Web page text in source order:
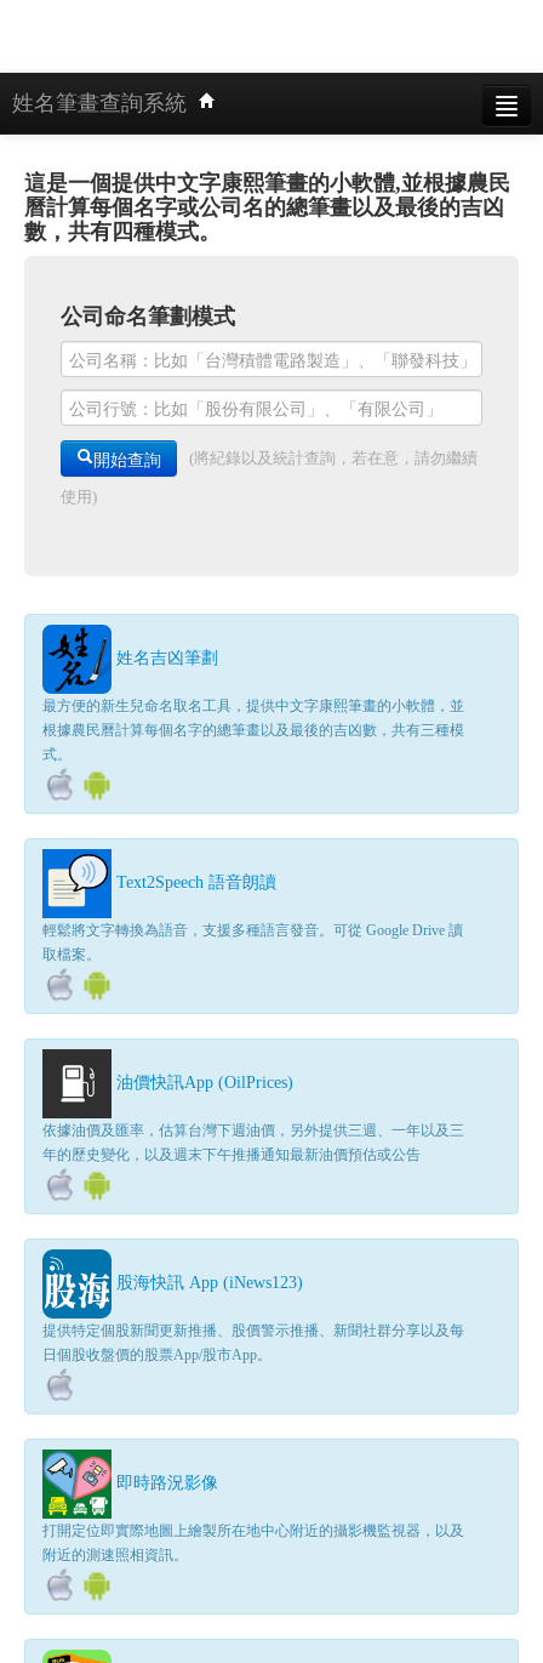
姓名筆畫查詢系統
單字找名字模式
姓名產生器模式
繁體模式
使用說明
手機版
這是一個提供中文字康熙筆畫的小軟體,並根據農民
曆計算每個名字或公司名的總筆畫以及最後的吉凶
數，共有四種模式。
公司命名筆劃模式
開始查詢 (將紀錄以及統計查詢，若在意，請勿繼續
使用)
姓名吉凶筆劃
最方便的新生兒命名取名工具，提供中文字康熙筆畫的小軟體，並
根據農民曆計算每個名字的總筆畫以及最後的吉凶數，共有三種模
式。
Text2Speech 語音朗讀
輕鬆將文字轉換為語音，支援多種語言發音。可從 Google Drive 讀
取檔案。
油價快訊App (OilPrices)
依據油價及匯率，估算台灣下週油價，另外提供三週、一年以及三
年的歷史變化，以及週末下午推播通知最新油價預估或公告
股海快訊 App (iNews123)
提供特定個股新聞更新推播、股價警示推播、新聞社群分享以及每
日個股收盤價的股票App/股市App。
即時路況影像
打開定位即實際地圖上繪製所在地中心附近的攝影機監視器，以及
附近的測速照相資訊。